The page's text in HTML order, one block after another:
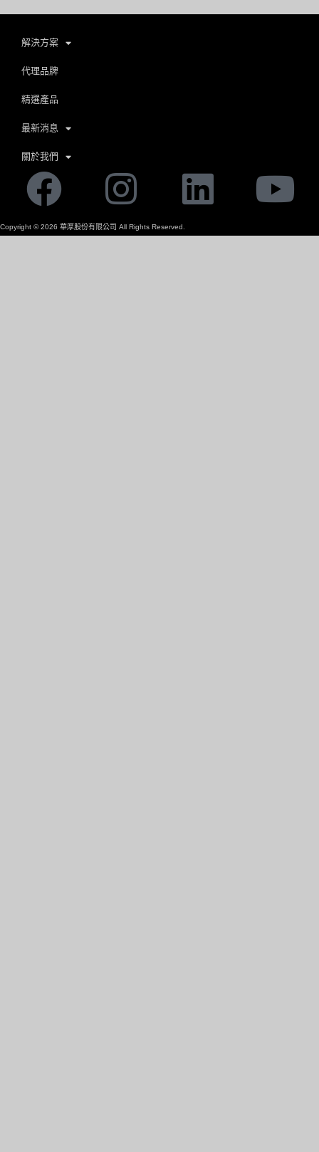
解決方案
代理品牌
精選產品
最新消息
關於我們
Facebook
Instagram
Copyright ©2026 華厚股份有限公司 All Rights Reserved.